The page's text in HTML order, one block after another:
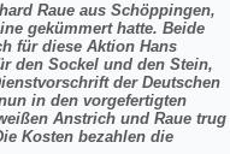
Raue aus Schöppingen,
gekümmert hatte. Beide
für diese Aktion Hans
den Sockel und den Stein,
der Deutschen
in den vorgefertigten
Anstrich und Raue trug
Kosten bezahlen die